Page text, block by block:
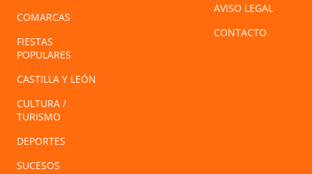
COMARCAS
FIESTAS
POPULARES
CASTILLA Y LEÓN
CULTURA /
TURISMO
DEPORTES
SUCESOS
AVISO LEGAL
CONTACTO